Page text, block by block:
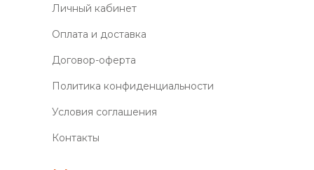
Личный кабинет
Оплата и доставка
Договор-оферта
Политика конфиденциальности
Условия соглашения
Контакты